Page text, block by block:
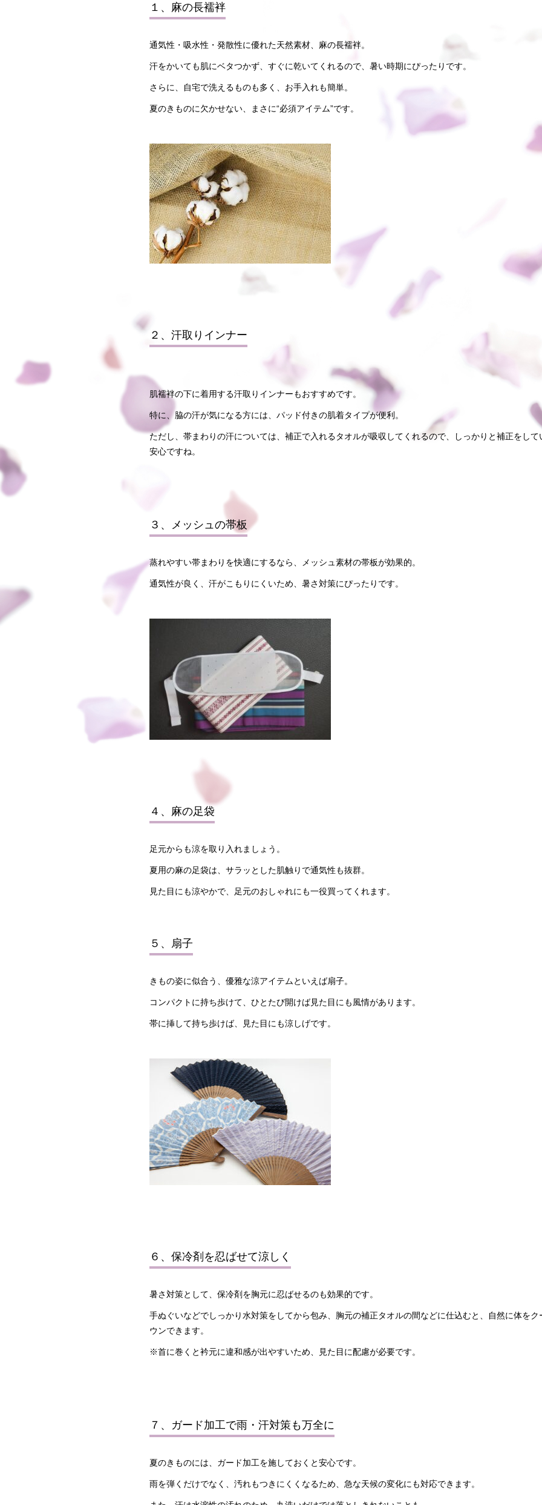
１、麻の長襦袢
通気性・吸水性・発散性に優れた天然素材、 麻の長襦袢。
汗をかいても肌にベタつかず、すぐに乾いてくれるので、暑い時期にぴったりです。
さらに、自宅で洗えるものも多く、お手入れも簡単。
夏のきものに欠かせない、まさに“必須アイテム”です。
２、汗取りインナー
肌襦袢の下に着用する汗取りインナーもおすすめです。
特に、脇の汗が気になる方には、パッド付きの肌着タイプが便利。
ただし、帯まわりの汗については、補正で入れるタオルが吸収してくれるので、しっかりと補正をして
安心ですね。
３、メッシュの帯板
蒸れやすい帯まわりを快適にするなら、 メッシュ素材の帯板が効果的。
通気性が良く、汗がこもりにくいため、暑さ対策にぴったりです。
４、麻の足袋
足元からも涼を取り入れましょう。
夏用の麻の足袋は、サラッとした肌触りで通気性も抜群。
見た目にも涼やかで、足元のおしゃれにも一役買ってくれます。
５、扇子
きもの姿に似合う、優雅な涼アイテムといえば扇子。
コンパクトに持ち歩けて、ひとたび開けば見た目にも風情があります。
帯に挿して持ち歩けば、見た目にも涼しげです。
６、保冷剤を忍ばせて涼しく
暑さ対策として、 保冷剤を胸元に忍ばせるのも効果的です。
手ぬぐいなどでしっかり水対策をしてから包み、胸元の補正タオルの間などに仕込むと、自然に体をク
ウンできます。
※首に巻くと衿元に違和感が出やすいため、見た目に配慮が必要です。
７、ガード加工で雨・汗対策も万全に
夏のきものには、 ガード加工を施しておくと安心です。
雨を弾くだけでなく、汚れもつきにくくなるため、急な天候の変化にも対応できます。